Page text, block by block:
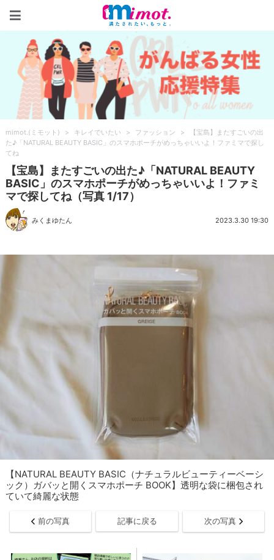
mimot.(ミモット) > キレイでいたい > ファッション >
【宝島】またすごいの出
た♪「NATURAL BEAUTY BASIC」のスマホポーチがめっちゃいいよ！ファミマで探し
てね
【宝島】またすごいの出た♪「NATURAL BEAUTY
BASIC」のスマホポーチがめっちゃいいよ！ファミ
マで探してね（写真 1/17）
みくまゆたん 2023.3.30 19:30
【NATURAL BEAUTY BASIC（ナチュラルビューティーベーシ
ック）ガバッと開くスマホポーチ BOOK】透明な袋に梱包され
ていて綺麗な状態
前の写真 記事に戻る 次の写真